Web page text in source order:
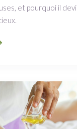
et pourquoi il